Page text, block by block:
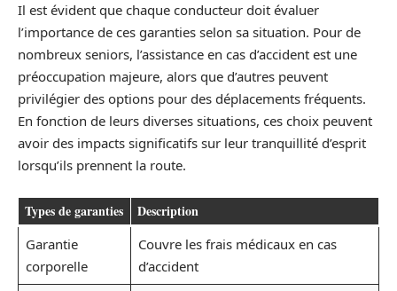
Il est évident que chaque conducteur doit évaluer
l’importance de ces garanties selon sa situation. Pour de
nombreux seniors, l’assistance en cas d’accident est une
préoccupation majeure, alors que d’autres peuvent
privilégier des options pour des déplacements fréquents.
En fonction de leurs diverses situations, ces choix peuvent
avoir des impacts significatifs sur leur tranquillité d’esprit
lorsqu’ils prennent la route.
Types de garanties Description
Garantie
corporelle
Couvre les frais médicaux en cas
d’accident